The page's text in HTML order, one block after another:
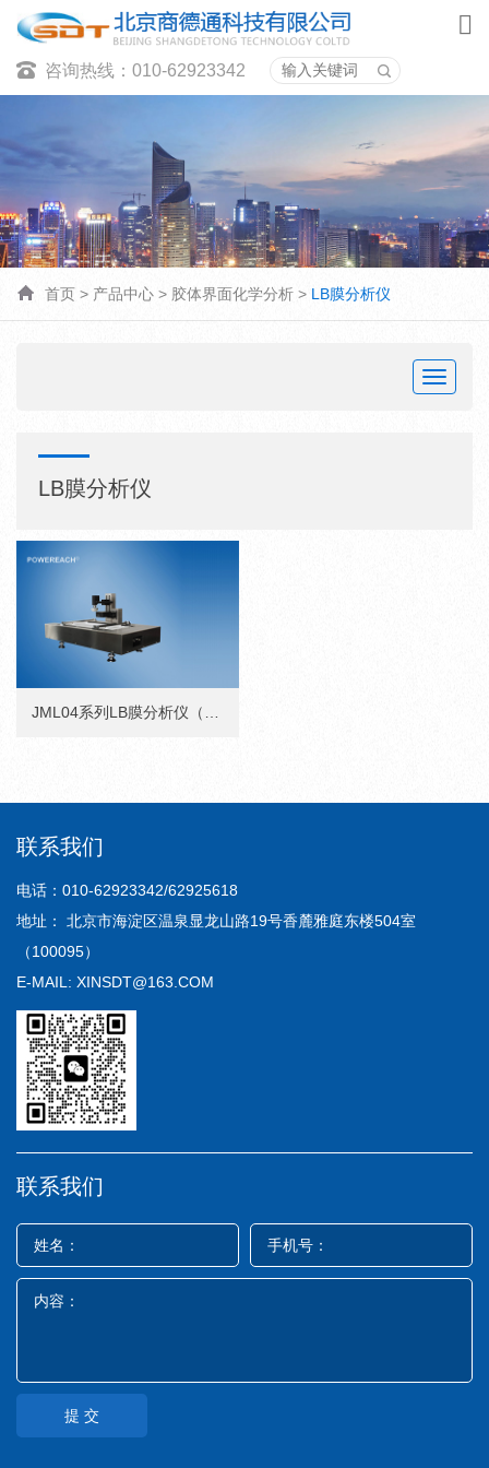
咨询热线：010-62923342
首页 > 产品中心 > 胶体界面化学分析 > LB膜分析仪
Toggle
LB膜分析仪
联系我们
电话：010-62923342/62925618
地址： 北京市海淀区温泉显龙山路19号香麓雅庭东楼504室
（100095）
E-MAIL: XINSDT@163.COM
联系我们